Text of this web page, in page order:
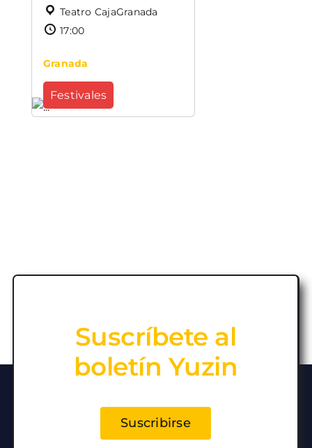
Teatro CajaGranada
17:00
Granada
Festivales
Suscríbete al
boletín Yuzin
Suscribirse